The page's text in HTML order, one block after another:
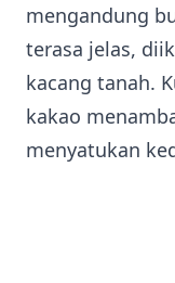
mengandung
terasa jelas,
kacang tanah.
kakao
menyatukan